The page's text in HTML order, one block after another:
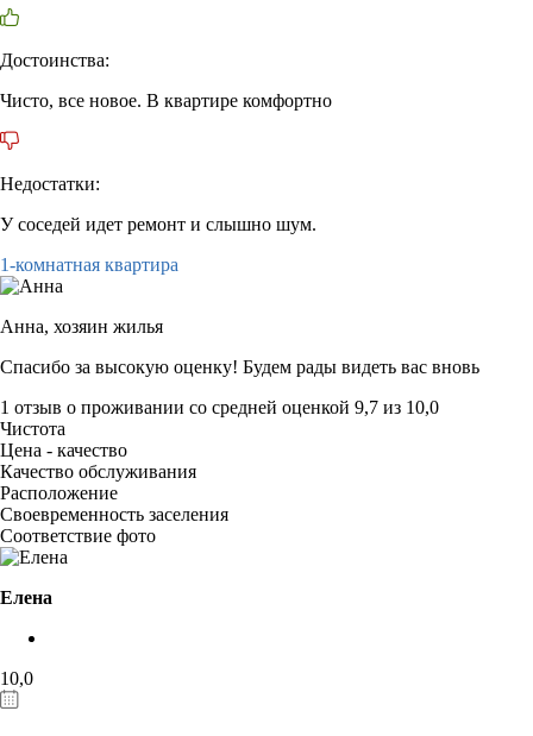
Достоинства:
Чисто, все новое. В квартире комфортно
Недостатки:
У соседей идет ремонт и слышно шум.
1-комнатная квартира
Анна, хозяин жилья
Спасибо за высокую оценку! Будем рады видеть вас вновь
1 отзыв о проживании со средней оценкой 9,7 из 10,0
Чистота
Цена - качество
Качество обслуживания
Расположение
Своевременность заселения
Соответствие фото
Елена
10,0